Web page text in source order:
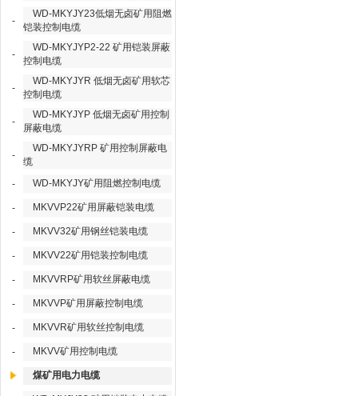
-
WD-MKYJY23低烟无卤矿用阻燃
铠装控制电缆
-
WD-MKYJYP2-22 矿用铠装屏蔽
控制电缆
-
WD-MKYJYR 低烟无卤矿用软芯
控制电缆
-
WD-MKYJYP 低烟无卤矿用控制
屏蔽电缆
-
WD-MKYJYRP 矿用控制屏蔽电
缆
-
WD-MKYJY矿用阻燃控制电缆
- MKVVP22矿用屏蔽铠装电缆
- MKVV32矿用钢丝铠装电缆
- MKVV22矿用铠装控制电缆
- MKVVRP矿用软丝屏蔽电缆
- MKVVP矿用屏蔽控制电缆
- MKVVR矿用软丝控制电缆
- MKVV矿用控制电缆
煤矿用电力电缆